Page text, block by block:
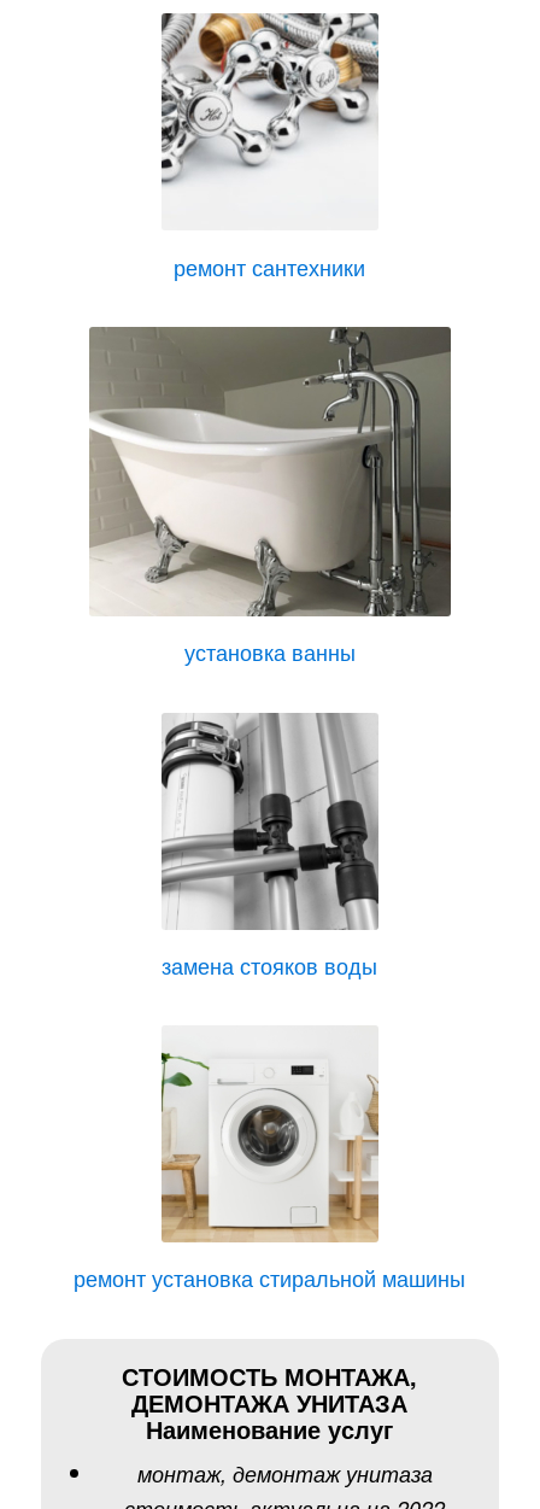
ремонт сантехники
установка ванны
замена стояков воды
ремонт установка стиральной машины
СТОИМОСТЬ МОНТАЖА,
ДЕМОНТАЖА УНИТАЗА
Наименование услуг
монтаж, демонтаж унитаза